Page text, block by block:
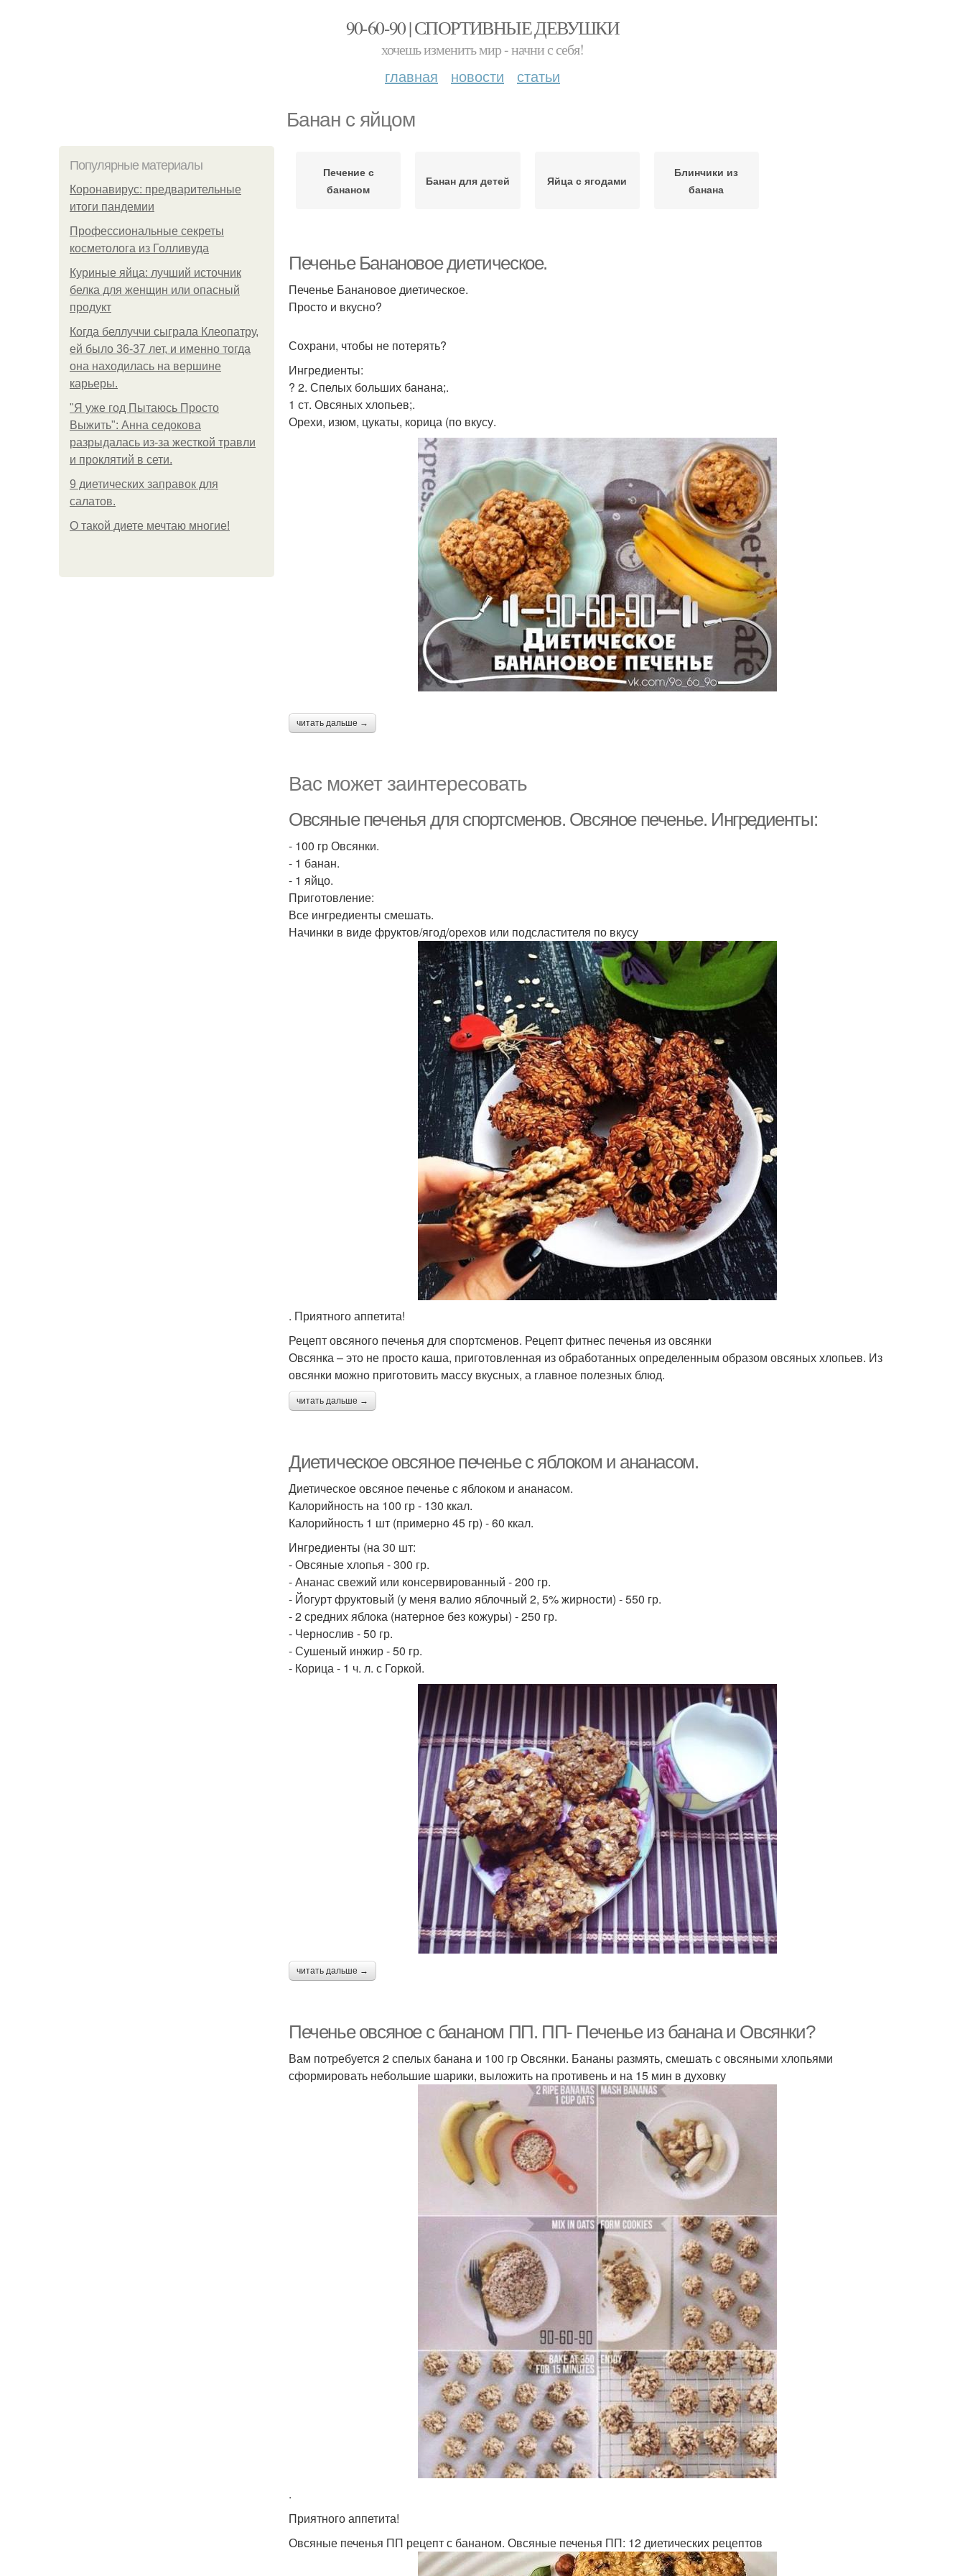
90-60-90 | СПОРТИВНЫЕ ДЕВУШКИ
хочешь изменить мир - начни с себя!
главная новости статьи
Банан с яйцом
Популярные материалы
Коронавирус: предварительные
итоги пандемии
Профессиональные секреты
косметолога из Голливуда
Куриные яйца: лучший источник
белка для женщин или опасный
продукт
Когда беллуччи сыграла Клеопатру,
ей было 36-37 лет, и именно тогда
она находилась на вершине
карьеры.
"Я уже год Пытаюсь Просто
Выжить": Анна седокова
разрыдалась из-за жесткой травли
и проклятий в сети.
9 диетических заправок для
салатов.
О такой диете мечтаю многие!
Печение с
бананом
Банан для детей Яйца с ягодами
Блинчики из
банана
Печенье Банановое диетическое.
Печенье Банановое диетическое.
Просто и вкусно?
Сохрани, чтобы не потерять?
Ингредиенты:
? 2. Спелых больших банана;.
1 ст. Овсяных хлопьев;.
Орехи, изюм, цукаты, корица (по вкусу.
читать дальше →
Вас может заинтересовать
Овсяные печенья для спортсменов. Овсяное печенье. Ингредиенты:
- 100 гр Овсянки.
- 1 банан.
- 1 яйцо.
Приготовление:
Все ингредиенты смешать.
Начинки в виде фруктов/ягод/орехов или подсластителя по вкусу
. Приятного аппетита!
Рецепт овсяного печенья для спортсменов. Рецепт фитнес печенья из овсянки
Овсянка – это не просто каша, приготовленная из обработанных определенным образом овсяных хлопьев. Из
овсянки можно приготовить массу вкусных, а главное полезных блюд.
читать дальше →
Диетическое овсяное печенье с яблоком и ананасом.
Диетическое овсяное печенье с яблоком и ананасом.
Калорийность на 100 гр - 130 ккал.
Калорийность 1 шт (примерно 45 гр) - 60 ккал.
Ингредиенты (на 30 шт:
- Овсяные хлопья - 300 гр.
- Ананас свежий или консервированный - 200 гр.
- Йогурт фруктовый (у меня валио яблочный 2, 5% жирности) - 550 гр.
- 2 средних яблока (натерное без кожуры) - 250 гр.
- Чернослив - 50 гр.
- Сушеный инжир - 50 гр.
- Корица - 1 ч. л. с Горкой.
читать дальше →
Печенье овсяное с бананом ПП. ПП- Печенье из банана и Овсянки?
Вам потребуется 2 спелых банана и 100 гр Овсянки. Бананы размять, смешать с овсяными хлопьями
сформировать небольшие шарики, выложить на противень и на 15 мин в духовку
.
Приятного аппетита!
Овсяные печенья ПП рецепт с бананом. Овсяные печенья ПП: 12 диетических рецептов